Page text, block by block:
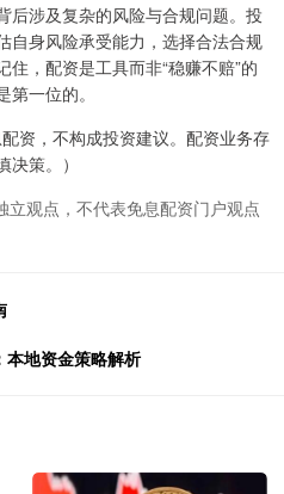
后涉及复杂的风险与合规问题。投
自身风险承受能力，选择合法合规
，配资是工具而非“稳赚不赔”的
一位的。
资，不构成投资建议。配资业务存
策。）
立观点，不代表免息配资门户观点
本地资金策略解析